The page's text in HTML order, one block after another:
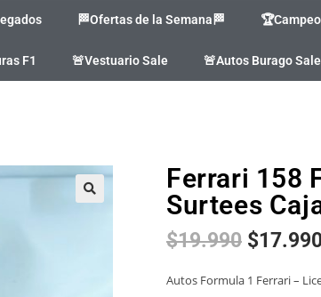
🏁Ofertas de la Semana🏁
F1 🚨Vestuario Sale 🚨Autos Burago Sale
Ferrari 158
Surtees
$19.990 $
Autos Formula 1 Ferrari –